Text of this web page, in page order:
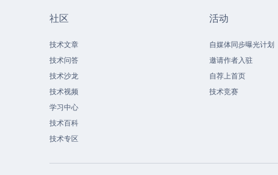
社区
技术文章
技术问答
技术沙龙
技术视频
学习中心
技术百科
技术专区
活动
自媒体同步曝光计划
邀请作者入驻
自荐上首页
技术竞赛